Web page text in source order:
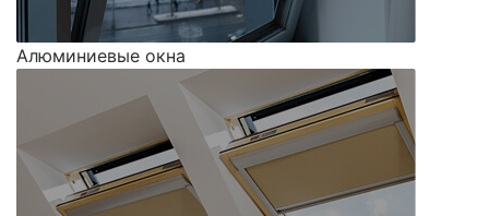
Алюминиевые окна